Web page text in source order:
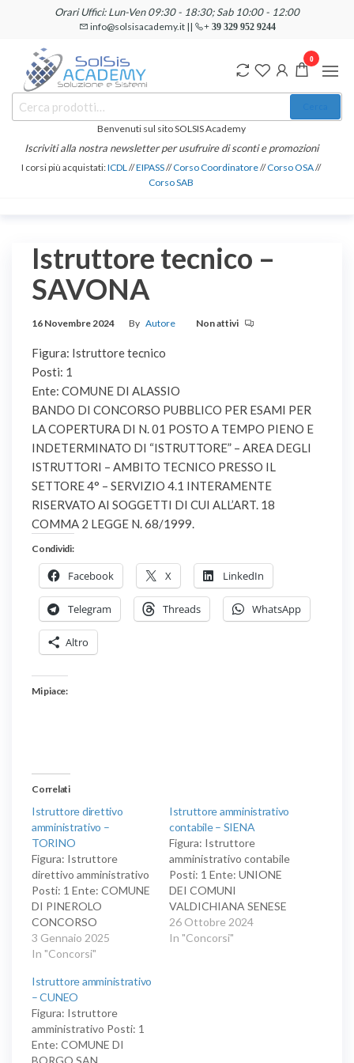
contenuto
Orari Uffici: Lun-Ven 09:30 - 18:30; Sab 10:00 - 12:00
info@solsisacademy.it || + 39 329 952 9244
SOLSIS
Academy
Corsi e
Certificazioni
Linguistiche
Benvenuti sul sito SOLSIS Academy
Iscriviti alla nostra newsletter per usufruire di sconti e promozioni
I corsi più acquistati:ICDL//EIPASS//Corso Coordinatore//Corso OSA//
Corso SAB
0
Istruttore tecnico –
SAVONA
16 Novembre 2024 By Autore Non attivi
Figura: Istruttore tecnico
Posti: 1
Ente: COMUNE DI ALASSIO
BANDO DI CONCORSO PUBBLICO PER ESAMI PER
LA COPERTURA DI N. 01 POSTO A TEMPO PIENO E
INDETERMINATO DI “ISTRUTTORE” – AREA DEGLI
ISTRUTTORI – AMBITO TECNICO PRESSO IL
SETTORE 4° – SERVIZIO 4.1 INTERAMENTE
RISERVATO AI SOGGETTI DI CUI ALL’ART. 18
COMMA 2 LEGGE N. 68/1999.
Condividi:
Facebook X LinkedIn
Telegram Threads WhatsApp
Altro
Mi piace:
Correlati
Istruttore direttivo
amministrativo –
TORINO
Figura: Istruttore
direttivo amministrativo
Posti: 1 Ente: COMUNE
DI PINEROLO
CONCORSO
PUBBLICO, PER SOLI
ESAMI, PER LA
TEMPO
INDETERMINATO E
PIENO, DI N. 1 (UNO)
POSTO AVENTE IL
PROFILO DI
3 Gennaio 2025
In "Concorsi"
Istruttore amministrativo
contabile – SIENA
Figura: Istruttore
amministrativo contabile
Posti: 1 Ente: UNIONE
DEI COMUNI
VALDICHIANA SENESE
CONCORSO
PUBBLICO PER SOLI
26 Ottobre 2024
In "Concorsi"
Istruttore amministrativo
– CUNEO
Figura: Istruttore
amministrativo Posti: 1
Ente: COMUNE DI